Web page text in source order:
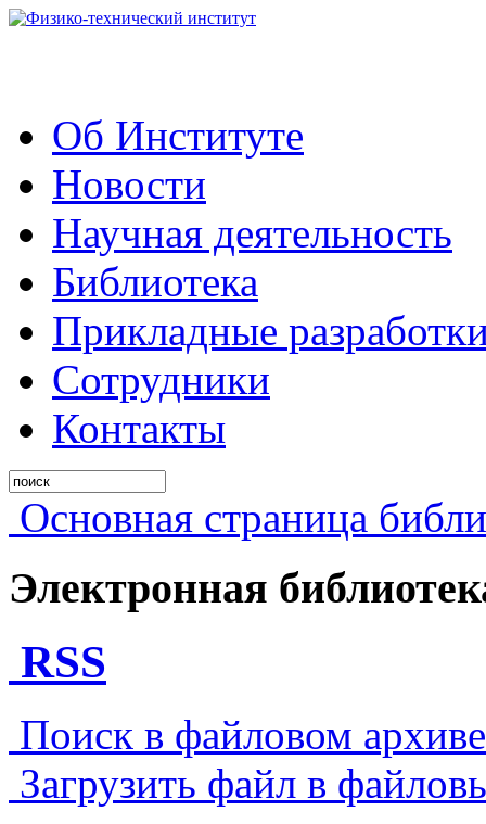
Об Институте
Новости
Научная деятельность
Библиотека
Прикладные
Сотрудники
Контакты
Основная страница
Электронная
RSS
Поиск в файловом
Загрузить файл в